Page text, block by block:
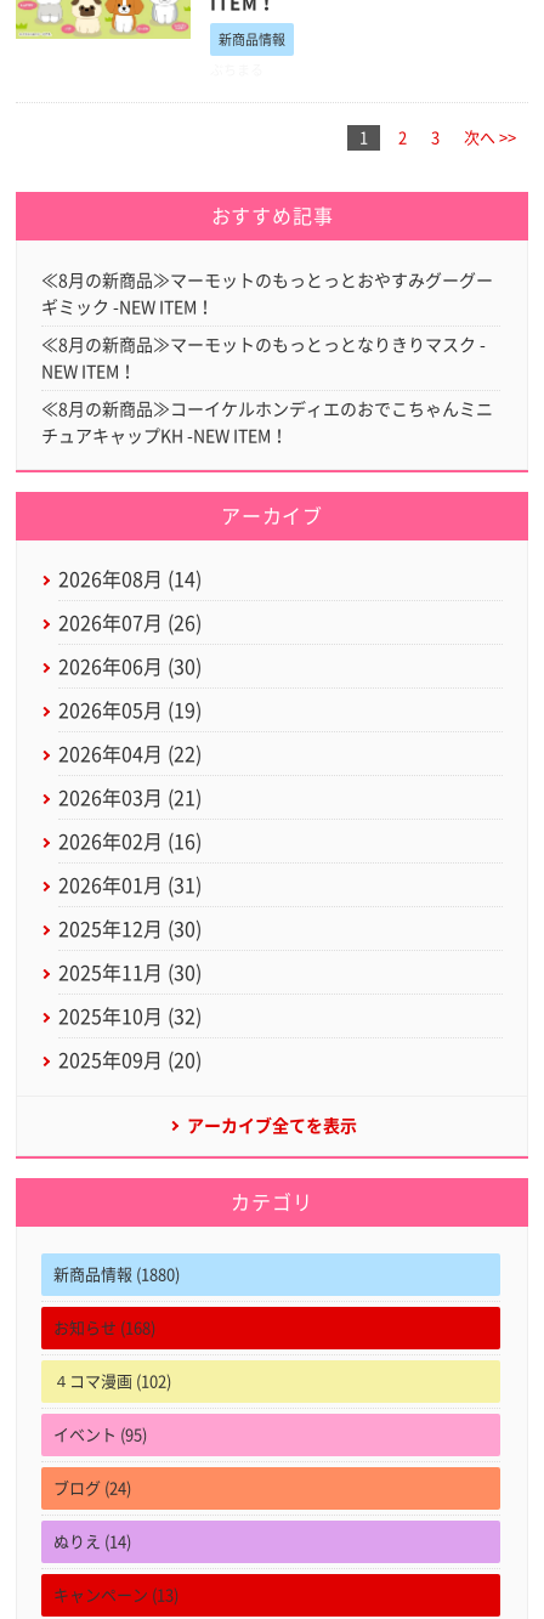
新商品情報
1 2 3 次へ >>
おすすめ記事
≪8月の新商品≫マーモットのもっとっとおやすみグーグー
ギミック -NEW ITEM！
≪8月の新商品≫マーモットのもっとっとなりきりマスク -
NEW ITEM！
≪8月の新商品≫コーイケルホンディエのおでこちゃんミニ
チュアキャップKH -NEW ITEM！
アーカイブ
2026年08月 (14)
2026年07月 (26)
2026年06月 (30)
2026年05月 (19)
2026年04月 (22)
2026年03月 (21)
2026年02月 (16)
2026年01月 (31)
2025年12月 (30)
2025年11月 (30)
2025年10月 (32)
2025年09月 (20)
アーカイブ全てを表示
カテゴリ
新商品情報 (1880)
お知らせ (168)
４コマ漫画 (102)
イベント (95)
ブログ (24)
ぬりえ (14)
キャンペーン (13)